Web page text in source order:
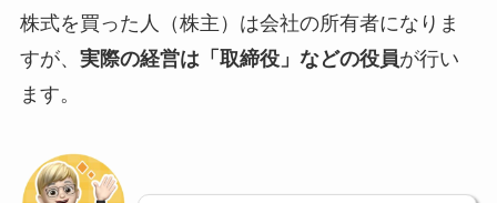
株式を買った人（株主）は会社の所有者になりま
すが、 実際の経営は「取締役」などの役員が行い
ます。